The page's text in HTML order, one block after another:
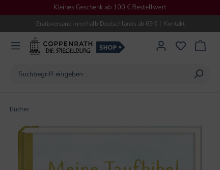
Kleines Geschenk ab 100 € Bestellwert
Gratisversand innerhalb Deutschlands ab 69 € | Kontakt
Bücher
Bildergalerie überspringen